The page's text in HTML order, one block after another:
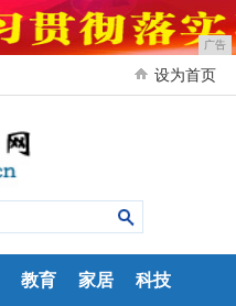
广告
设为首页
教育 家居 科技